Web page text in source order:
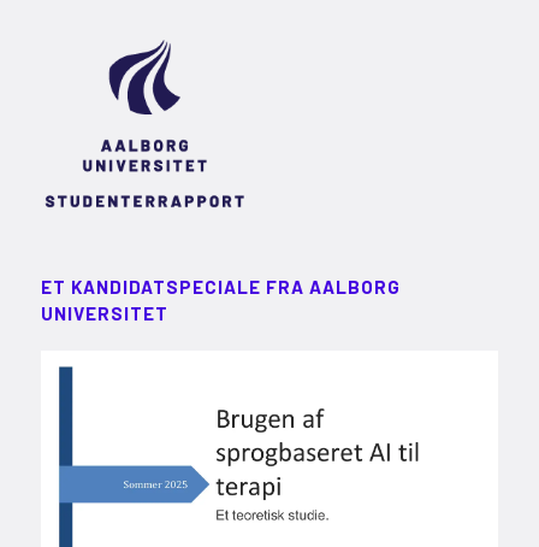
ET KANDIDATSPECIALE FRA AALBORG
UNIVERSITET